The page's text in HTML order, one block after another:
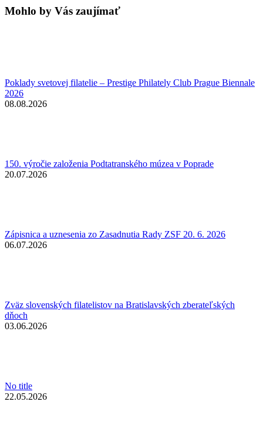
Mohlo by Vás zaujímať
Poklady svetovej filatelie – Prestige Philately Club Prague Biennale
2026
08.08.2026
150. výročie založenia Podtatranského múzea v Poprade
20.07.2026
Zápisnica a uznesenia zo Zasadnutia Rady ZSF 20. 6. 2026
06.07.2026
Zväz slovenských filatelistov na Bratislavských zberateľských
dňoch
03.06.2026
No title
22.05.2026